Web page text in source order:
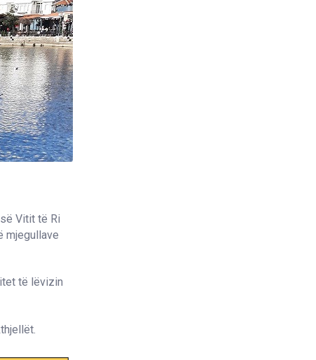
Vitit të Ri
mjegullave
të lëvizin